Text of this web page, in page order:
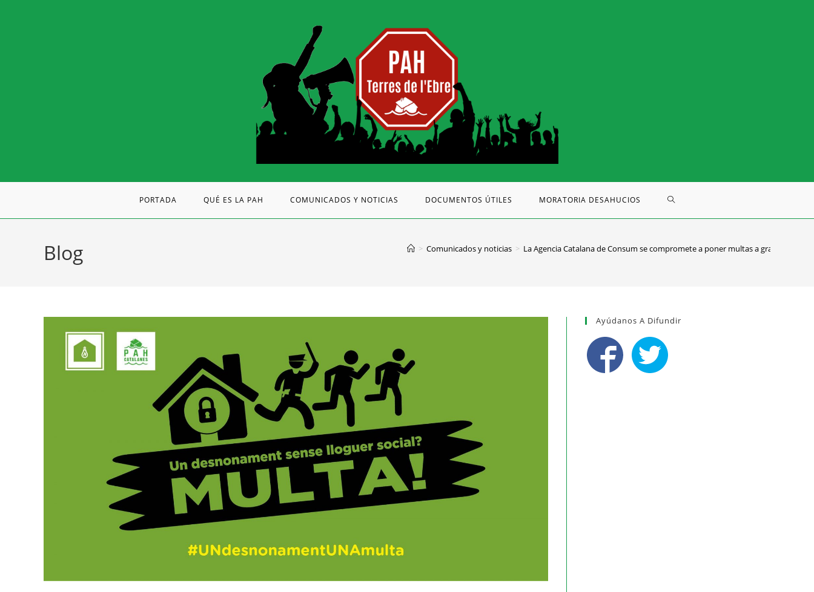
PORTADA QUÉ ES LA PAH COMUNICADOS Y NOTICIAS DOCUMENTOS ÚTILES MORATORIA DESAHUCIOS
Blog > Comunicados y noticias > La Agencia Catalana de Consum se compromete a poner multas a grandes
Ayúdanos A Difundir